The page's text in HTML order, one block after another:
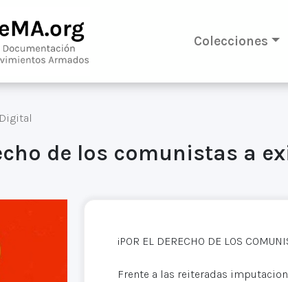
Colecciones
de los comunistas a
¡POR EL DERECHO DE LOS
Frente a las reiteradas